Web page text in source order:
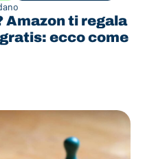
Amazon ti regala
ecco come